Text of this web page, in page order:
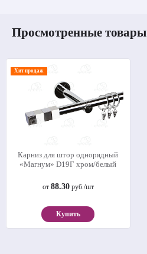
Просмотренные товары
Хит продаж
Карниз для штор однорядный
«Магнум» D19Г хром/белый
от 88.30руб./шт
Купить